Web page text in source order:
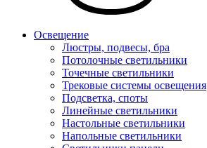
Освещение
Люстры, подвесы, бра
Потолочные светильники
Точечные светильники
Трековые системы освещения
Подсветка, споты
Линейные светильники
Настольные светильники
Напольные светильники